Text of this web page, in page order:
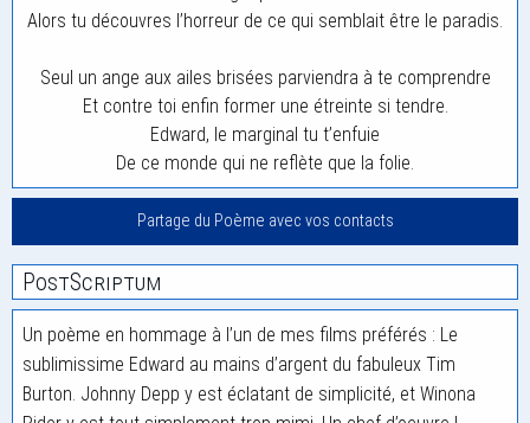
Alors tu découvres l’horreur de ce qui semblait être le paradis.
Seul un ange aux ailes brisées parviendra à te comprendre
Et contre toi enfin former une étreinte si tendre.
Edward, le marginal tu t’enfuie
De ce monde qui ne reflète que la folie.
Partage du Poème avec vos contacts
PostScriptum
Un poème en hommage à l’un de mes films préférés : Le
sublimissime Edward au mains d’argent du fabuleux Tim
Burton. Johnny Depp y est éclatant de simplicité, et Winona